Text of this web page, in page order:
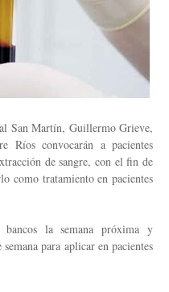
San Martín, Guillermo Grieve,
Ríos convocarán a pacientes
de sangre, con el fin de
como tratamiento en pacientes
la semana próxima y
para aplicar en pacientes